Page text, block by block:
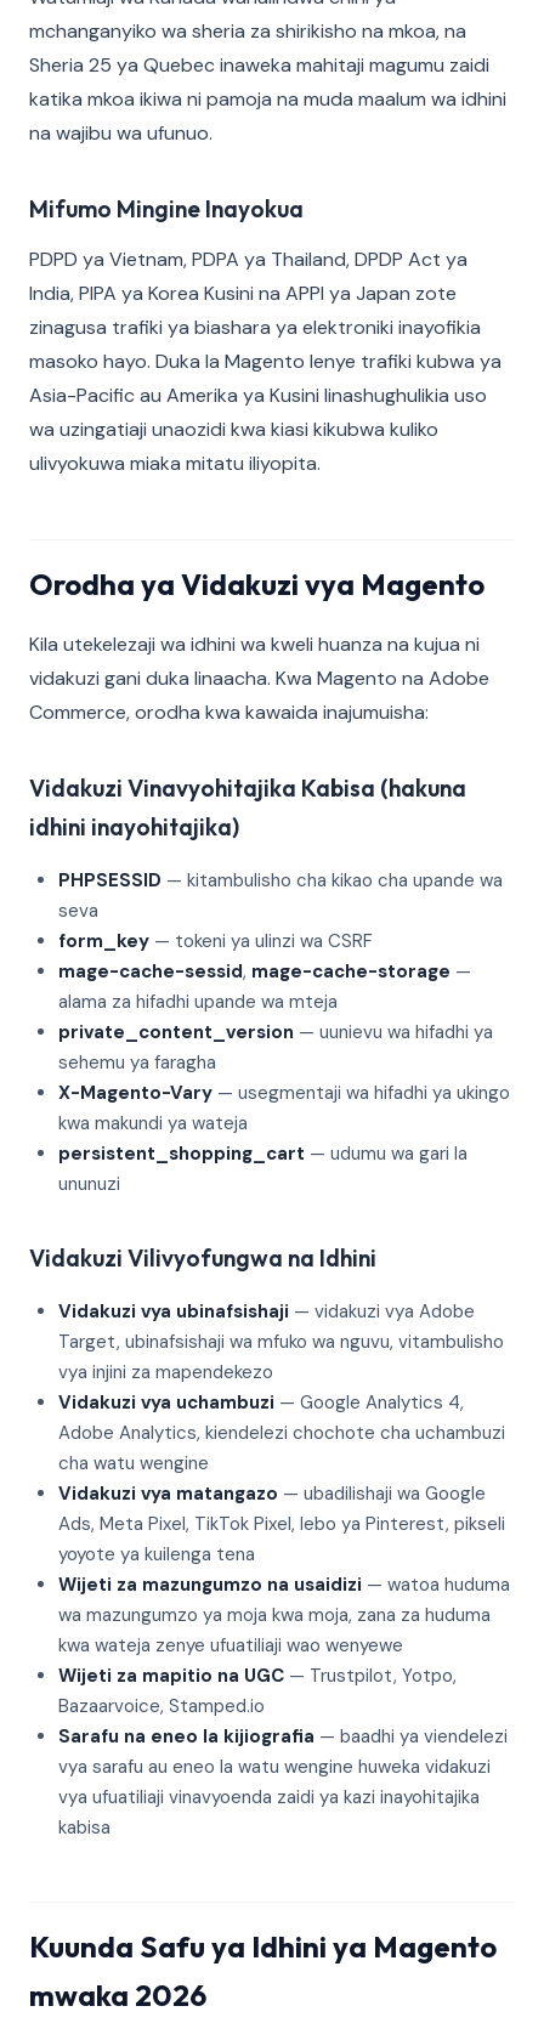
mchanganyiko wa sheria za shirikisho na mkoa, na
Sheria 25 ya Quebec inaweka mahitaji magumu zaidi
katika mkoa ikiwa ni pamoja na muda maalum wa idhini
na wajibu wa ufunuo.
Mifumo Mingine Inayokua
PDPD ya Vietnam, PDPA ya Thailand, DPDP Act ya
India, PIPA ya Korea Kusini na APPI ya Japan zote
zinagusa trafiki ya biashara ya elektroniki inayofikia
masoko hayo. Duka la Magento lenye trafiki kubwa ya
Asia-Pacific au Amerika ya Kusini linashughulikia uso
wa uzingatiaji unaozidi kwa kiasi kikubwa kuliko
ulivyokuwa miaka mitatu iliyopita.
Orodha ya Vidakuzi vya Magento
Kila utekelezaji wa idhini wa kweli huanza na kujua ni
vidakuzi gani duka linaacha. Kwa Magento na Adobe
Commerce, orodha kwa kawaida inajumuisha:
Vidakuzi Vinavyohitajika Kabisa (hakuna
idhini inayohitajika)
PHPSESSID — kitambulisho cha kikao cha upande wa
seva
form_key — tokeni ya ulinzi wa CSRF
mage-cache-sessid, mage-cache-storage —
alama za hifadhi upande wa mteja
private_content_version — uunievu wa hifadhi ya
sehemu ya faragha
X-Magento-Vary — usegmentaji wa hifadhi ya ukingo
kwa makundi ya wateja
persistent_shopping_cart — udumu wa gari la
ununuzi
Vidakuzi Vilivyofungwa na Idhini
Vidakuzi vya ubinafsishaji — vidakuzi vya Adobe
Target, ubinafsishaji wa mfuko wa nguvu, vitambulisho
vya injini za mapendekezo
Vidakuzi vya uchambuzi — Google Analytics 4,
Adobe Analytics, kiendelezi chochote cha uchambuzi
cha watu wengine
Vidakuzi vya matangazo — ubadilishaji wa Google
Ads, Meta Pixel, TikTok Pixel, lebo ya Pinterest, pikseli
yoyote ya kuilenga tena
Wijeti za mazungumzo na usaidizi — watoa huduma
wa mazungumzo ya moja kwa moja, zana za huduma
kwa wateja zenye ufuatiliaji wao wenyewe
Wijeti za mapitio na UGC — Trustpilot, Yotpo,
Bazaarvoice, Stamped.io
Sarafu na eneo la kijiografia — baadhi ya viendelezi
vya sarafu au eneo la watu wengine huweka vidakuzi
vya ufuatiliaji vinavyoenda zaidi ya kazi inayohitajika
kabisa
Kuunda Safu ya Idhini ya Magento
mwaka 2026